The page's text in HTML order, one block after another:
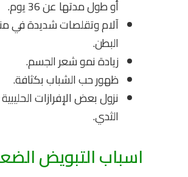
أو طول مدتها عن 36 يوم.
آلام وتقلصات شديدة في
البطن.
زيادة نمو شعر الجسم.
ظهور حب الشباب بكثافة.
نزول بعض الإفرازات
الثدي.
اسباب التبويض